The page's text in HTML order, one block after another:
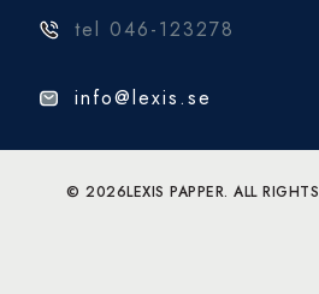
tel 046-123278
info@lexis.se
© 2026LEXIS PAPPER. ALL